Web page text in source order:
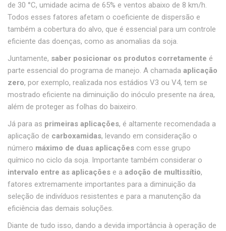
de 30 °C, umidade acima de 65% e ventos abaixo de 8 km/h.
Todos esses fatores afetam o coeficiente de dispersão e
também a cobertura do alvo, que é essencial para um controle
eficiente das doenças, como as anomalias da soja.
Juntamente, saber posicionar os produtos corretamente é
parte essencial do programa de manejo. A chamada aplicação
zero, por exemplo, realizada nos estádios V3 ou V4, tem se
mostrado eficiente na diminuição do inóculo presente na área,
além de proteger as folhas do baixeiro.
Já para as primeiras aplicações, é altamente recomendada a
aplicação de carboxamidas, levando em consideração o
número máximo de duas aplicações com esse grupo
químico no ciclo da soja. Importante também considerar o
intervalo entre as aplicações e a adoção de multissítio,
fatores extremamente importantes para a diminuição da
seleção de indivíduos resistentes e para a manutenção da
eficiência das demais soluções.
Diante de tudo isso, dando a devida importância à operação de